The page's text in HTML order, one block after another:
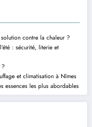
contre la chaleur ?
: sécurité, literie et
et climatisation à Nîmes
essences les plus abordables